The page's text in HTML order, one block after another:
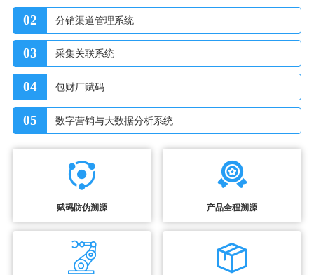
02 分销渠道管理系统
03 采集关联系统
04 包财厂赋码
05 数字营销与大数据分析系统
赋码防伪溯源 产品全程溯源